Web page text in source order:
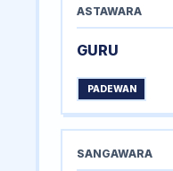
ASTAWARA
GURU
PADEWAN
SANGAWARA